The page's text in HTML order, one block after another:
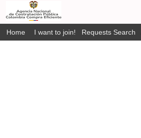
Home I want to join! Requests Search